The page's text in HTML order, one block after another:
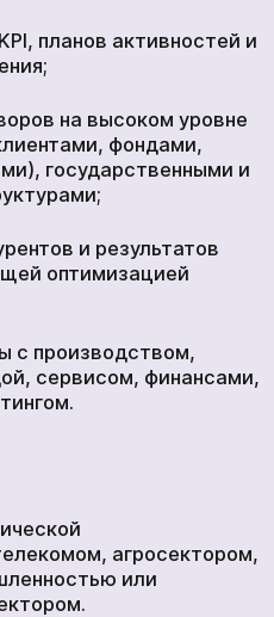
планов активностей и
на высоком уровне
фондами,
государственными и
и результатов
оптимизацией
с производством,
сервисом, финансами,
агросектором,
или